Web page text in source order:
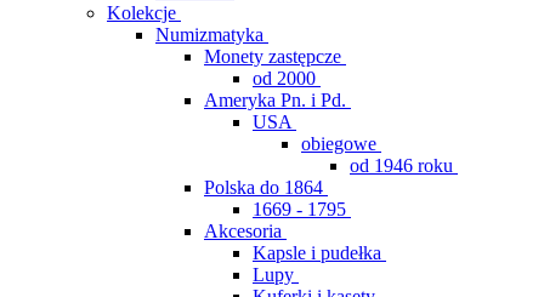
Kolekcje
Numizmatyka
Monety zastępcze
od 2000
Ameryka Pn. i Pd.
USA
obiegowe
od 1946 roku
Polska do 1864
1669 - 1795
Akcesoria
Kapsle i pudełka
Lupy